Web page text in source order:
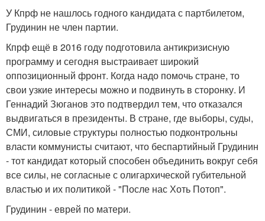
У Кпрф не нашлось годного кандидата с партбилетом,
Грудинин не член партии.
Кпрф ещё в 2016 году подготовила антикризисную
программу и сегодня выстраивает широкий
оппозиционный фронт. Когда надо помочь стране, то
свои узкие интересы можно и подвинуть в сторонку. И
Геннадий Зюганов это подтвердил тем, что отказался
выдвигаться в президенты. В стране, где выборы, суды,
СМИ, силовые структуры полностью подконтрольны
власти коммунисты считают, что беспартийный Грудинин
- тот кандидат который способен объединить вокруг себя
все силы, не согласные с олигархической губительной
властью и их политикой - "После нас Хоть Потоп".
Грудинин - еврей по матери.